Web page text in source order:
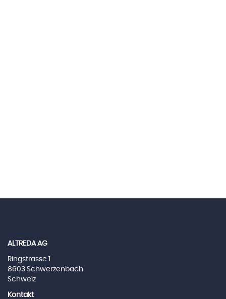
ALTREDA AG
Ringstrasse 1
8603 Schwerzenbach
Schweiz
Kontakt